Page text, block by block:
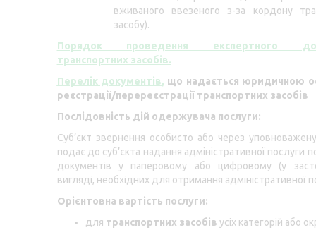
вживаного ввезеного з-за кордону
засобу).
Порядок проведення експертного
транспортних засобів.
Перелік документів, що надається юридичною
реєстрації/перереєстрації транспортних засобів
Послідовність дій одержувача послуги:
Суб’єкт звернення особисто або через
подає до суб’єкта надання адміністративної послуги
документів у паперовому або цифровому (у
вигляді, необхідних для отримання адміністративної
Орієнтовна вартість послуги:
для транспортних засобів усіх категорій або